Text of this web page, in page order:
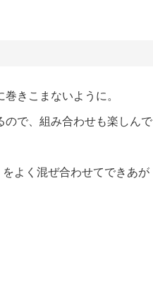
きこまないように。
ので、組み合わせも楽しんで
よく混ぜ合わせてできあが